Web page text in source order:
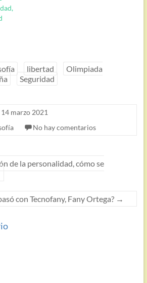
libertad
Olimpiada
Seguridad
14 marzo 2021
No hay comentarios
de la personalidad, cómo se
con Tecnofany, Fany Ortega? →